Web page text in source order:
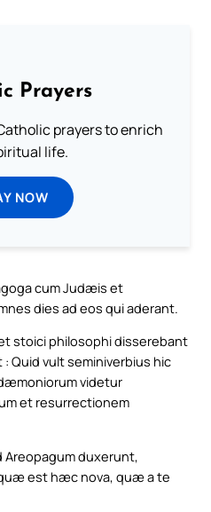
Prayers
prayers to enrich
life.
NOW
cum Judæis et
dies ad eos qui aderant.
stoici philosophi disserebant
Quid vult seminiverbius hic
videtur
et resurrectionem
Areopagum duxerunt,
est hæc nova, quæ a te